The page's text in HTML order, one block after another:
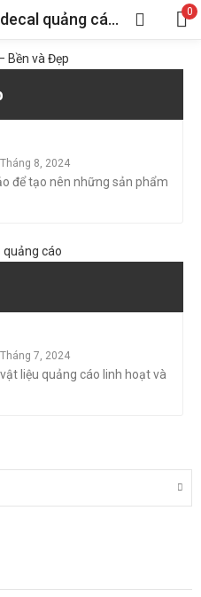
Posts tagged "in decal quảng cáo" 0
8, 2024
để tạo nên những sản phẩm
7, 2024
liệu quảng cáo linh hoạt và